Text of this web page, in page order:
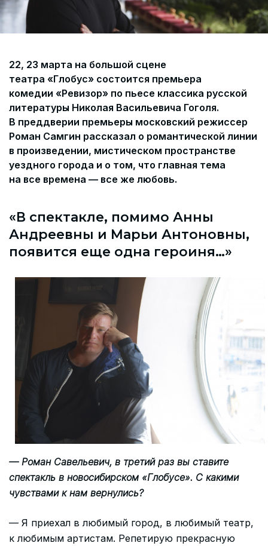
22, 23 марта на большой сцене
театра «Глобус» состоится премьера
комедии «Ревизор» по пьесе классика русской
литературы Николая Васильевича Гоголя.
В преддверии премьеры московский режиссер
Роман Самгин рассказал о романтической линии
в произведении, мистическом пространстве
уездного города и о том, что главная тема
на все времена — все же любовь.
«В спектакле, помимо Анны
Андреевны и Марьи Антоновны,
появится еще одна героиня…»
— Роман Савельевич, в третий раз вы ставите
спектакль в новосибирском «Глобусе». С какими
чувствами к нам вернулись?
— Я приехал в любимый город, в любимый театр,
к любимым артистам. Репетирую прекрасную